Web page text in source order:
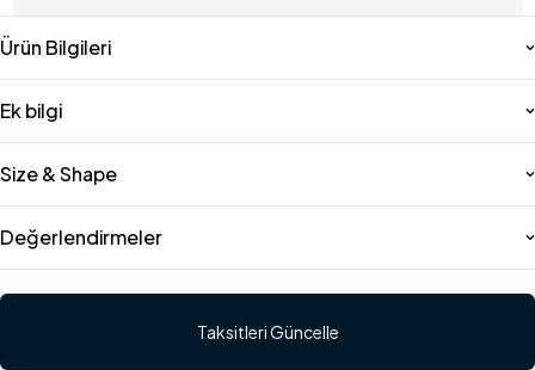
Ürün Bilgileri
Ek bilgi
Size & Shape
Değerlendirmeler
Taksitleri Güncelle